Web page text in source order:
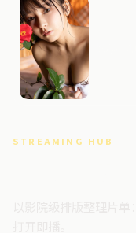
STREAMING HUB